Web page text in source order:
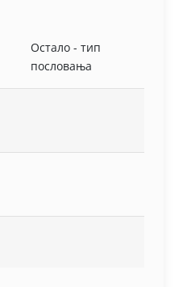
Остало - тип
пословања